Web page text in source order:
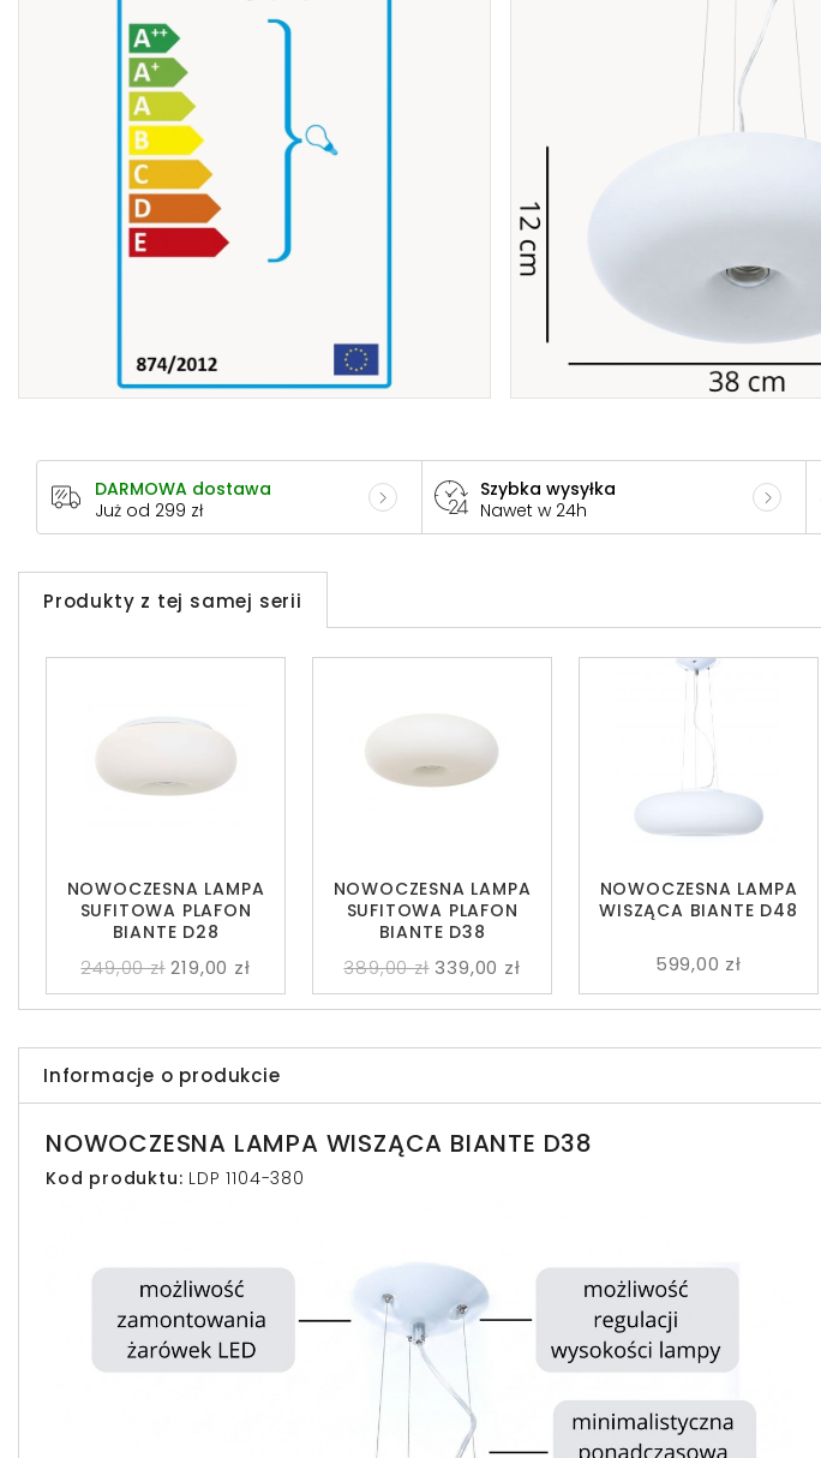
DARMOWA dostawa
Już od 299 zł
Szybka wysyłka
Nawet w 24h
Produkty z tej samej serii
NOWOCZESNA LAMPA
WISZĄCA BIANTE D48
599,00 zł
NOWOCZESNA LAMPA
SUFITOWA PLAFON
BIANTE D28
249,00 zł 219,00 zł
NOWOCZESNA LAMPA
SUFITOWA PLAFON
BIANTE D38
389,00 zł 339,00 zł
Informacje o produkcie
NOWOCZESNA LAMPA WISZĄCA BIANTE D38
Kod produktu: LDP 1104-380